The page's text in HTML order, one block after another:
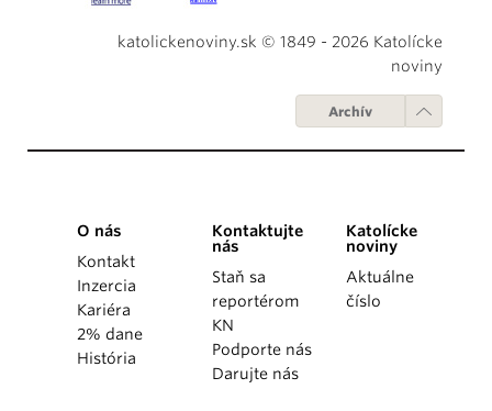
katolickenoviny.sk © 1849 - 2026 Katolícke
noviny
Archív
O nás
Kontakt
Inzercia
Kariéra
2% dane
História
Kontaktujte
nás
Staň sa
reportérom
KN
Podporte nás
Darujte nás
Katolícke
noviny
Aktuálne
číslo